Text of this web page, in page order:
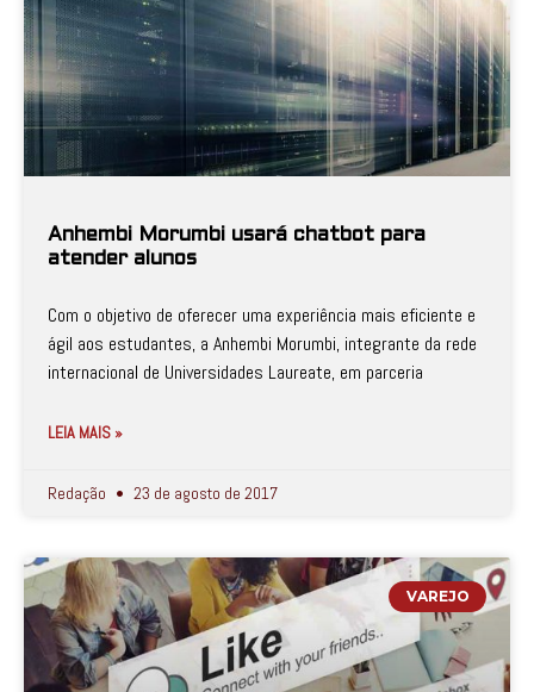
Anhembi Morumbi usará chatbot para
atender alunos
Com o objetivo de oferecer uma experiência mais eficiente e
ágil aos estudantes, a Anhembi Morumbi, integrante da rede
internacional de Universidades Laureate, em parceria
LEIA MAIS »
Redação 23 de agosto de 2017
VAREJO